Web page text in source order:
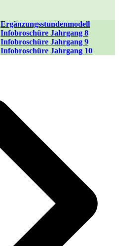
Ergänzungsstundenmodell
Infobroschüre Jahrgang 8
Infobroschüre Jahrgang 9
Infobroschüre Jahrgang 10